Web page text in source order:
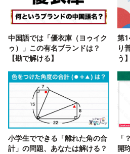
中国語では「優衣庫（ヨゥイク
ゥ）」この有名ブランドは？
【勘で解ける】
第
り
う】
小学生でできる「離れた角の合
計」の問題、あなたは解ける？
「
開